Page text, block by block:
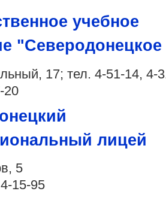
учебное
17; тел. 4-51-14, 4-
20
лицей
5
15-95